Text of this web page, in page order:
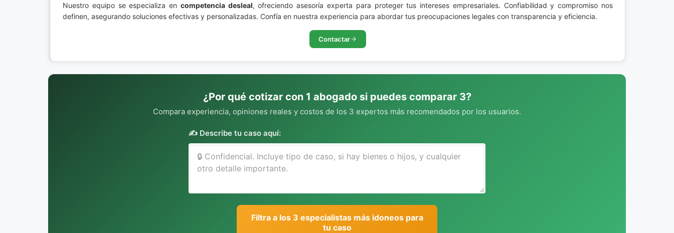
Nuestro equipo se especializa en competencia desleal, ofreciendo asesoría experta para proteger tus intereses empresariales. Confiabilidad y compromiso nos
definen, asegurando soluciones efectivas y personalizadas. Confía en nuestra experiencia para abordar tus preocupaciones legales con transparencia y eficiencia.
Contactar
¿Por qué cotizar con 1 abogado si puedes comparar 3?
Compara experiencia, opiniones reales y costos de los 3 expertos más recomendados por los usuarios.
✍️ Describe tu caso aquí:
Filtra a los 3 especialistas más idoneos para
tu caso